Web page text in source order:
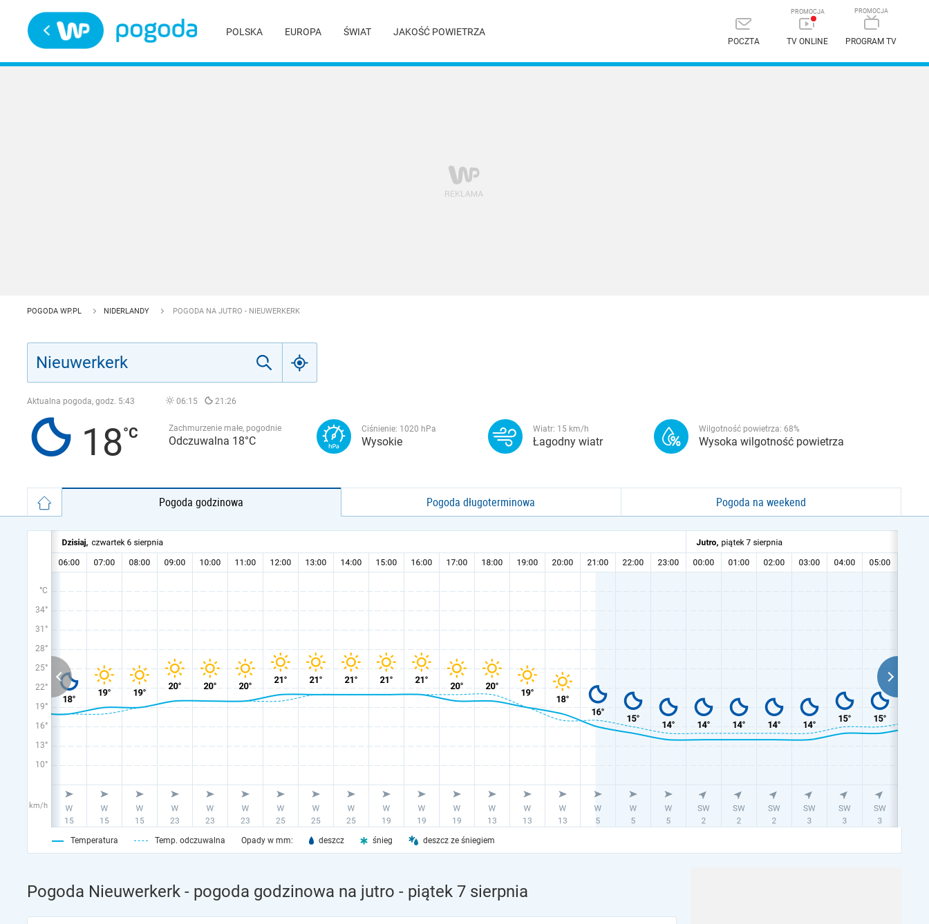
POLSKA EUROPA ŚWIAT JAKOŚĆ POWIETRZA
POCZTA TV ONLINE PROGRAM TV
POGODA WP.PL NIDERLANDY POGODA NA JUTRO - NIEUWERKERK
Aktualna pogoda, godz. 5:43 06:15 21:26
18 Zachmurzenie małe, pogodnie
Odczuwalna 18°C
Ciśnienie: 1020 hPa
Wysokie
Wiatr: 15 km/h
Łagodny wiatr
Wilgotność powietrza: 68%
Wysoka wilgotność powietrza
Pogoda godzinowa Pogoda długoterminowa Pogoda na weekend
°C
34°
31°
28°
25°
22°
19°
16°
13°
10°
km/h
Temperatura Temp. odczuwalna Opady w mm: deszcz śnieg deszcz ze śniegiem
Pogoda Nieuwerkerk - pogoda godzinowa na jutro - piątek 7 sierpnia